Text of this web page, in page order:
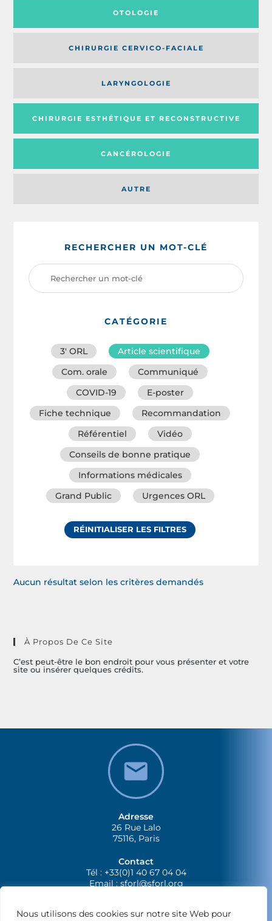
Nous utilisons des cookies sur notre site Web pour
OTOLOGIE
CHIRURGIE CERVICO-FACIALE
AUTRE
LARYNGOLOGIE
CHIRURGIE ESTHÉTIQUE ET RECONSTRUCTIVE
CANCÉROLOGIE
RECHERCHER UN MOT-CLÉ
CATÉGORIE
3′ ORL
Article scientifique
Com. orale
Communiqué
COVID-19
E-poster
Fiche technique
Recommandation
Référentiel
Vidéo
Conseils de bonne pratique
Informations médicales
Grand Public
Urgences ORL
RÉINITIALISER LES FILTRES
Aucun résultat selon les critères demandés
À Propos De Ce Site
C’est peut-être le bon endroit pour vous présenter et votre
site ou insérer quelques crédits.
Adresse
26 Rue Lalo
75116, Paris
Contact
Tél : +33(0)1 40 67 04 04
Email :sforl@sforl.org